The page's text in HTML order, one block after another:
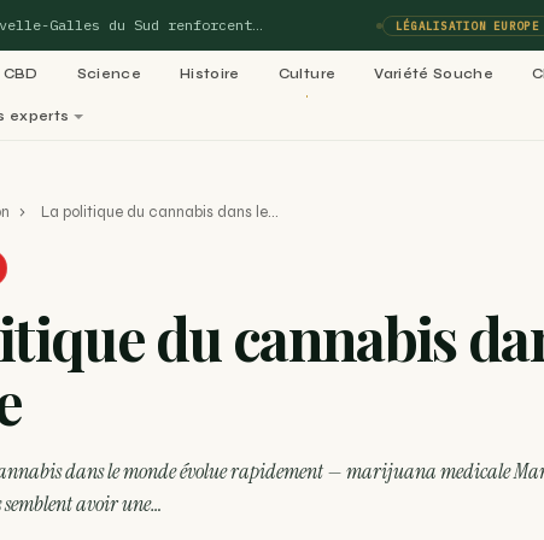
du Sud renforcent… LÉGALISATION EUROPE
CBD Science Histoire Culture Variété Souche
experts
: Variétés cannabis : le
03
Culture
dans le
RECETTE
› La politique du cannabis dans le…
du cannabis
dans le monde évolue rapidement — marijuana medicale
avoir une…